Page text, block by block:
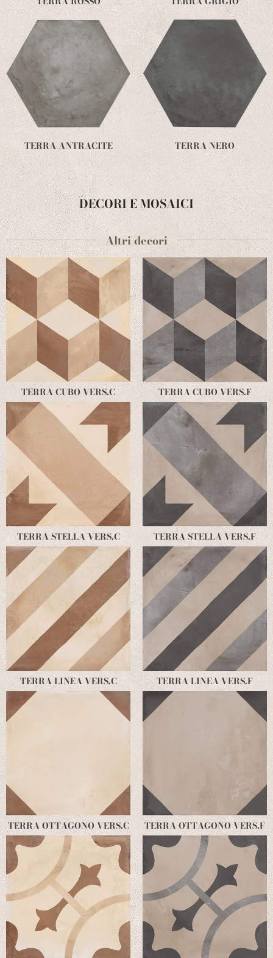
TERRA ANTRACITE TERRA NERO
DECORI E MOSAICI
Altri decori
TERRA CUBO VERS.C TERRA CUBO VERS.F
TERRA STELLA VERS.C TERRA STELLA VERS.F
TERRA LINEA VERS.C TERRA LINEA VERS.F
TERRA OTTAGONO VERS.C TERRA OTTAGONO VERS.F